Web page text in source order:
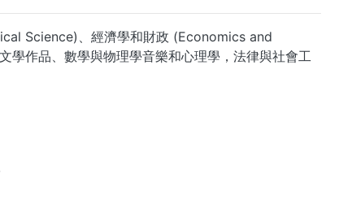
Science)、經濟學和財政 (Economics and
作品、數學與物理學音樂和心理學，法律與社會工